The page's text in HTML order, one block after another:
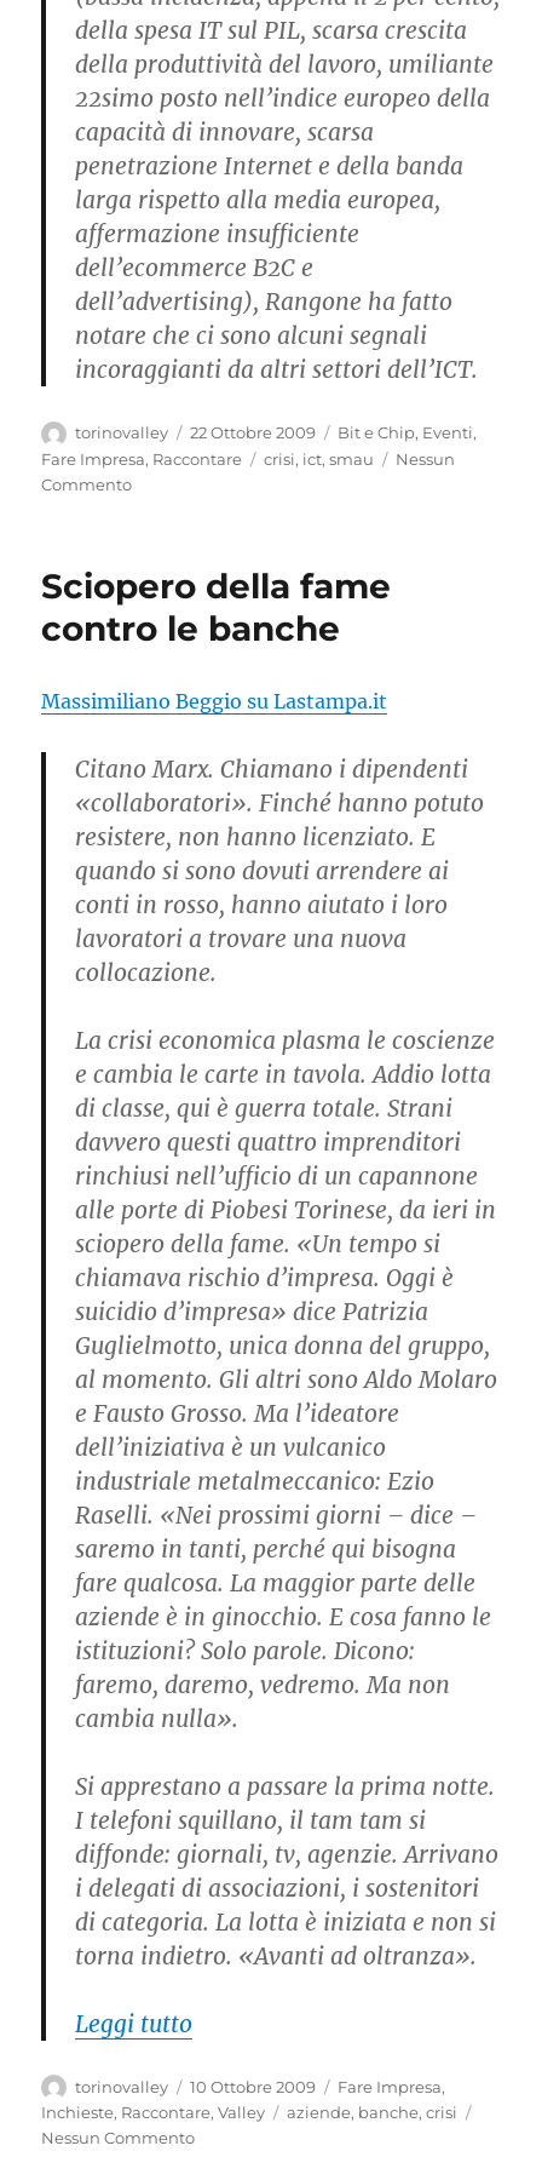
della spesa IT sul PIL, scarsa crescita
della produttività del lavoro, umiliante
22simo posto nell’indice europeo della
capacità di innovare, scarsa
penetrazione Internet e della banda
larga rispetto alla media europea,
affermazione insufficiente
dell’ecommerce B2C e
dell’advertising), Rangone ha fatto
notare che ci sono alcuni segnali
incoraggianti da altri settori dell’ICT.
Autore
torinovalley
Pubblicato
il
22 Ottobre 2009 Categorie
Bit e Chip, Eventi,
Fare Impresa, Raccontare Tag
crisi, ict,smau
Nessun
Commento
Sciopero della fame
contro le banche
Massimiliano Beggio su Lastampa.it
Citano Marx. Chiamano i dipendenti
«collaboratori». Finché hanno potuto
resistere, non hanno licenziato. E
quando si sono dovuti arrendere ai
conti in rosso, hanno aiutato i loro
lavoratori a trovare una nuova
collocazione.
La crisi economica plasma le coscienze
e cambia le carte in tavola. Addio lotta
di classe, qui è guerra totale. Strani
davvero questi quattro imprenditori
rinchiusi nell’ufficio di un capannone
alle porte di Piobesi Torinese, da ieri in
sciopero della fame. «Un tempo si
chiamava rischio d’impresa. Oggi è
suicidio d’impresa» dice Patrizia
Guglielmotto, unica donna del gruppo,
al momento. Gli altri sono Aldo Molaro
e Fausto Grosso. Ma l’ideatore
dell’iniziativa è un vulcanico
industriale metalmeccanico: Ezio
Raselli. «Nei prossimi giorni – dice –
saremo in tanti, perché qui bisogna
fare qualcosa. La maggior parte delle
aziende è in ginocchio. E cosa fanno le
istituzioni? Solo parole. Dicono:
faremo, daremo, vedremo. Ma non
cambia nulla».
Si apprestano a passare la prima notte.
I telefoni squillano, il tam tam si
diffonde: giornali, tv, agenzie. Arrivano
i delegati di associazioni, i sostenitori
di categoria. La lotta è iniziata e non si
torna indietro. «Avanti ad oltranza».
Leggi tutto“Sciopero della fame contro le
Autore
torinovalley
Pubblicato
il
10 Ottobre 2009 Categorie
Fare Impresa,
Inchieste, Raccontare,Valley Tag
aziende, banche,crisi
Nessun Commento